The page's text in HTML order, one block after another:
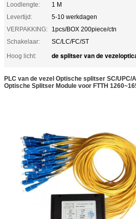
Loodlengte:
1 M
Levertijd:
5-10 werkdagen
VERPAKKING:
1pcs/BOX 200piece/ctn
Schakelaar:
SC/LC/FC/ST
Hoog licht:
de splitser van de
PLC van de vezel Optische splitser SC/UPC/
Optische Splitser Module voor FTTH